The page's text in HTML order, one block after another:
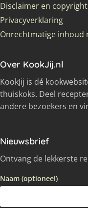
Disclaimer en copyright
Privacyverklaring
Onrechtmatige inhoud
Over KookJij.nl
KookJij is dé
thuiskoks. Deel
andere bezoekers en
Nieuwsbrief
Ontvang de lekkerste
Naam (optioneel)